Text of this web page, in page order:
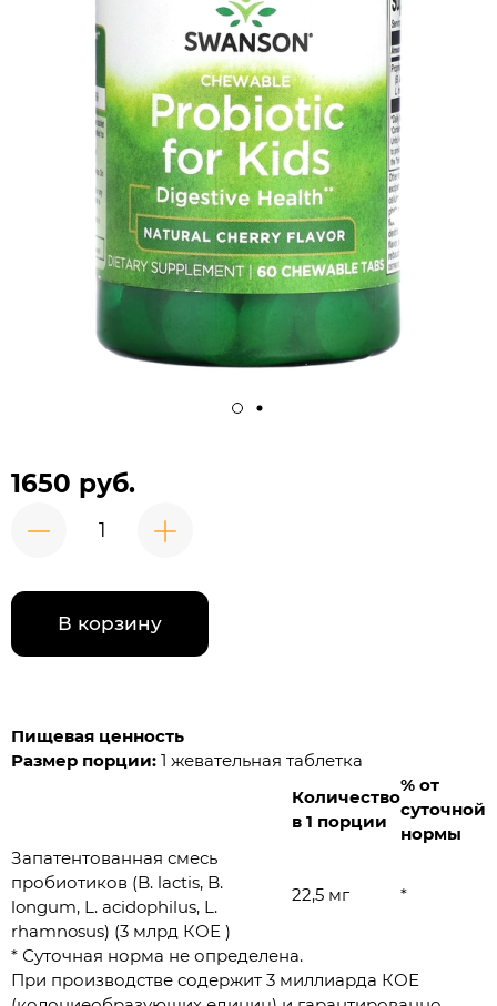
1650 руб.
В корзину
Пищевая ценность
Размер порции: 1 жевательная таблетка
Количество
в 1 порции
% от
суточной
нормы
Запатентованная смесь
пробиотиков (B. lactis, B.
longum, L. acidophilus, L.
rhamnosus) (3 млрд КОЕ )
22,5 мг *
* Суточная норма не определена.
При производстве содержит 3 миллиарда КОЕ